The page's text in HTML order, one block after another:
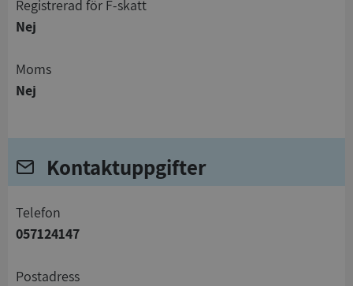
registrerad för F-skatt
Nej
Moms
Nej
Kontaktuppgifter
telefon
057124147
Postadress